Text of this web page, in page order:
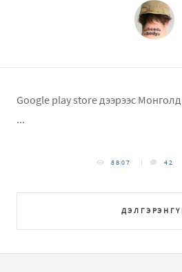
Google play store дээрээс
...
8807 42